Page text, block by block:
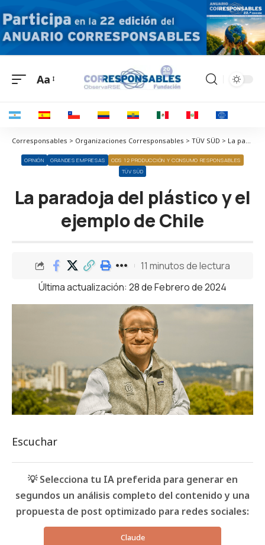
Aa
Corresponsables > Organizaciones Corresponsables > TÜV SÜD > La paradoja del plástico y el ejemplo de Chile
OPINIÓN GRANDES EMPRESAS
ODS 12 PRODUCCIÓN Y CONSUMO RESPONSABLES
TÜV SÜD
La paradoja del plástico y el
ejemplo de Chile
Última actualización: 28 de Febrero de 2024
11 minutos de lectura
Escuchar
💡 Selecciona tu IA preferida para generar en
segundos un análisis completo del contenido y una
propuesta de post optimizado para redes sociales:
Claude